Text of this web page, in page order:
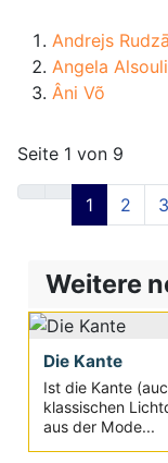
Andrejs
Angela
Âni Võ
Seite 1 von 9
1 2 3
Weitere
Die Kante
Ist die Kante
klassischen
aus der Mode...